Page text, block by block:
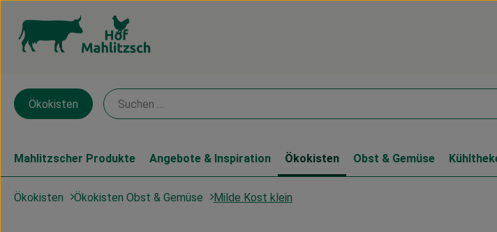
Ökokisten
Mahlitzscher Produkte Angebote & Inspiration Ökokisten Obst & Gemüse
Ökokisten Ökokisten Obst & Gemüse Milde Kost klein